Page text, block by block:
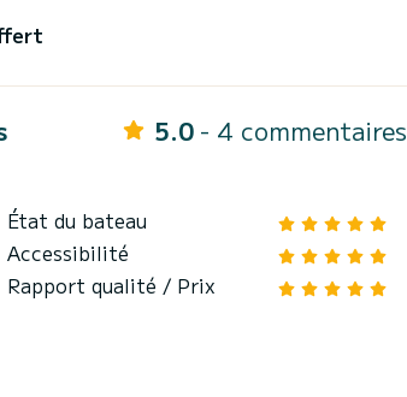
5.0 - 4 commentaires
État du bateau
Accessibilité
Rapport qualité / Prix